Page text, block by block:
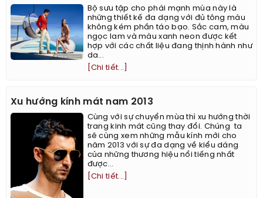
Bộ sưu tập cho phái mạnh mùa này là
những thiết kế đa dạng với đủ tông màu
không kém phần táo bạo. Sắc cam, màu
ngọc lam và màu xanh neon được kết
hợp với các chất liệu đang thịnh hành như
da...
[Chi tiết...]
Xu hướng kính mát nam 2013
Cùng với sự chuyển mùa thì xu hướng thời
trang kinh mát cũng thay đổi. Chúng ta
sẽ cùng xem những mẫu kính mới cho
năm 2013 với sự đa dạng về kiểu dáng
của những thương hiệu nổi tiếng nhất
được...
[Chi tiết...]